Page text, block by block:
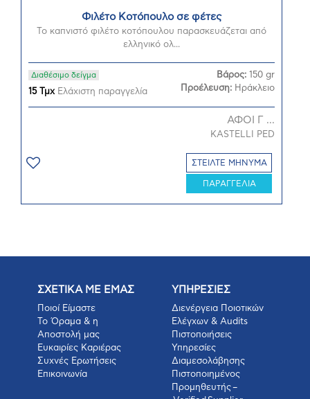
Φιλέτο Κοτόπουλο σε φέτες
Το καπνιστό φιλέτο κοτόπουλου παρασκευάζεται από
ελληνικό ολ...
Διαθέσιμο δείγμα
15 ΤμχΕλάχιστη παραγγελία
Βάρος: 150 gr
Προέλευση: Ηράκλειο
ΑΦΟΙ Γ ...
KASTELLI PED
ΣΤΕΙΛΤΕ ΜΗΝΥΜΑ
ΠΑΡΑΓΓΕΛΙΑ
ΣΧΕΤΙΚΑ ΜΕ ΕΜΑΣ
Ποιοί Είμαστε
Το Όραμα & η
Αποστολή μας
Ευκαιρίες Καριέρας
Συχνές Ερωτήσεις
Επικοινωνία
ΥΠΗΡΕΣΙΕΣ
Διενέργεια Ποιοτικών
Ελέγχων & Audits
Πιστοποιήσεις
Υπηρεσίες
Διαμεσολάβησης
Πιστοποιημένος
Προμηθευτής –